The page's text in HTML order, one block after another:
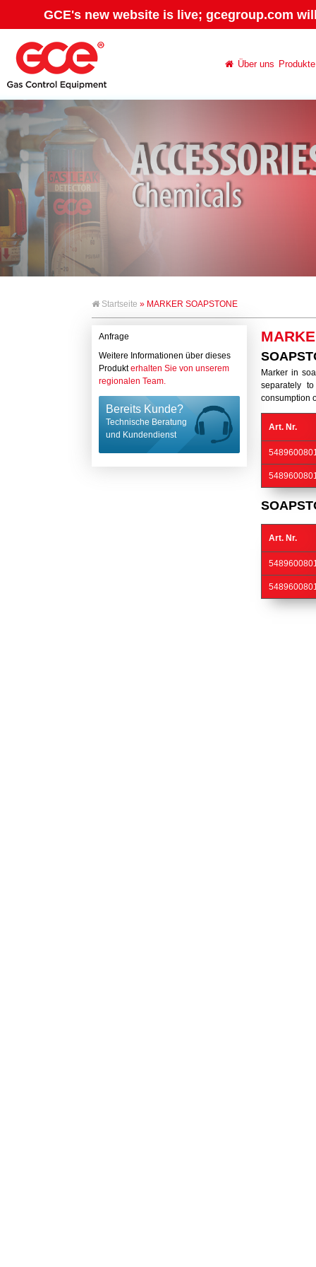
GCE's new website is live; gcegroup.com
Über uns Produkte
Startseite » MARKER SOAPSTONE
Anfrage
Weitere Informationen über dieses
Produkterhalten Sie von unserem
regionalen Team.
Bereits Kunde?
Technische Beratung
und Kundendienst
Marker in
separately
consumption
Art. Nr.
Art. Nr.